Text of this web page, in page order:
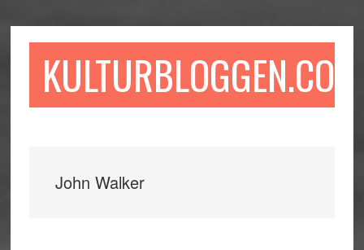
till
till
sidofältet
till
KULTURBLOGGEN.COM
John Walker